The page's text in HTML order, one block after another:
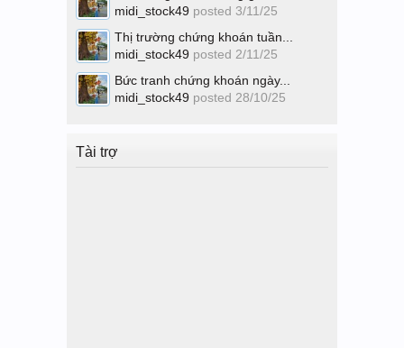
midi_stock49 posted 3/11/25
Thị trường chứng khoán tuần...
midi_stock49 posted 2/11/25
Bức tranh chứng khoán ngày...
midi_stock49 posted 28/10/25
Tài trợ